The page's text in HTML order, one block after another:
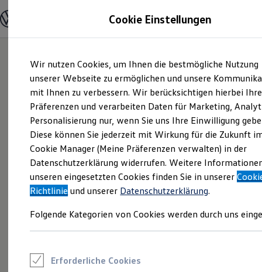
Hauptinhalt
springen
Footer
springen
Modelle und Konfigurator
Modelle vergleichen
Elektroautos
ENERGY Sondermodelle
Nutzfahrzeuge
SUV und CUV
Familienautos
Kombis
Kompaktwagen
Sportwagen
Schnell verfügbare Fahrzeuge
Angebote und Produkte
Aktuelle Angebote
E-Auto-Förderung
Volkswagen Marktplatz
Junge Gebrauchtwagen und Gebrauchtwagen
Saisonangebote
Cookie Einstellungen
Wir nutzen Cookies, um Ihnen die bestmögliche Nutzung
unserer Webseite zu ermöglichen und unsere
mit Ihnen zu verbessern. Wir berücksichtigen hierbei Ihre
Präferenzen und verarbeiten Daten für Marketing,
Personalisierung nur, wenn Sie uns Ihre Einwilligung
Diese können Sie jederzeit mit Wirkung für die Zukunft
Cookie Manager (Meine Präferenzen verwalten) in der
Datenschutzerklärung widerrufen. Weitere
unseren eingesetzten Cookies finden Sie in unserer
Richtlinie und unserer Datenschutzerklärung.
Folgende Kategorien von Cookies werden durch uns
Erforderliche Cookies